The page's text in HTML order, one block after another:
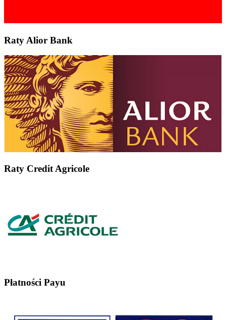
Raty Alior Bank
Raty Credit Agricole
Płatności Payu